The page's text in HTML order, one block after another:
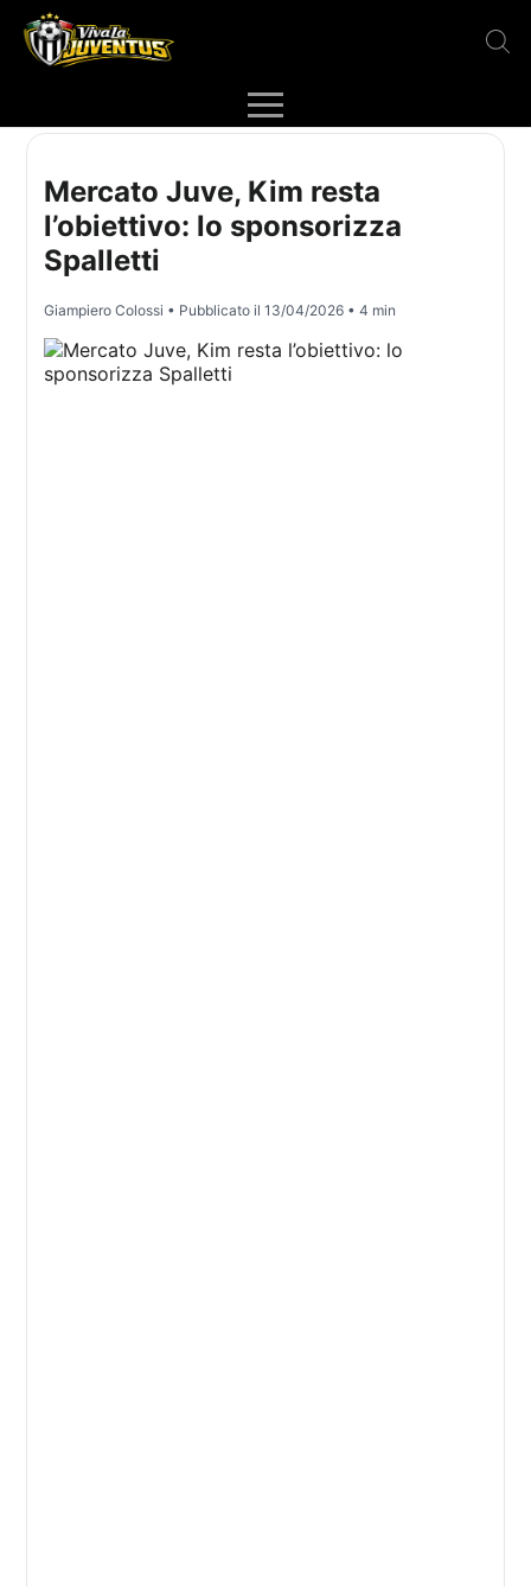
Mercato Juve, Kim resta
l’obiettivo: lo sponsorizza
Spalletti
Giampiero Colossi • Pubblicato il13/04/2026 • 4 min